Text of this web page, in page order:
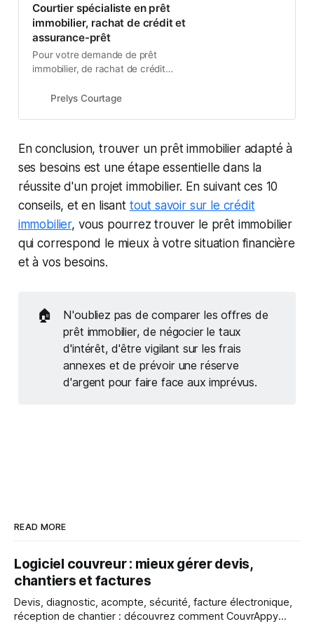
Courtier spécialiste en prêt
immobilier, rachat de crédit et
assurance-prêt
Pour votre demande de prêt
immobilier, de rachat de crédit
contactez-nous au 09 80 80 04 01
Prelys Courtage
En conclusion, trouver un prêt immobilier adapté à
ses besoins est une étape essentielle dans la
réussite d'un projet immobilier. En suivant ces 10
conseils, et en lisant tout savoir sur le crédit
immobilier, vous pourrez trouver le prêt immobilier
qui correspond le mieux à votre situation financière
et à vos besoins.
🏠
N'oubliez pas de comparer les offres de
prêt immobilier, de négocier le taux
d'intérêt, d'être vigilant sur les frais
annexes et de prévoir une réserve
d'argent pour faire face aux imprévus.
READ MORE
Logiciel couvreur : mieux gérer devis,
chantiers et factures
Devis, diagnostic, acompte, sécurité, facture électronique,
réception de chantier : découvrez comment CouvrAppy